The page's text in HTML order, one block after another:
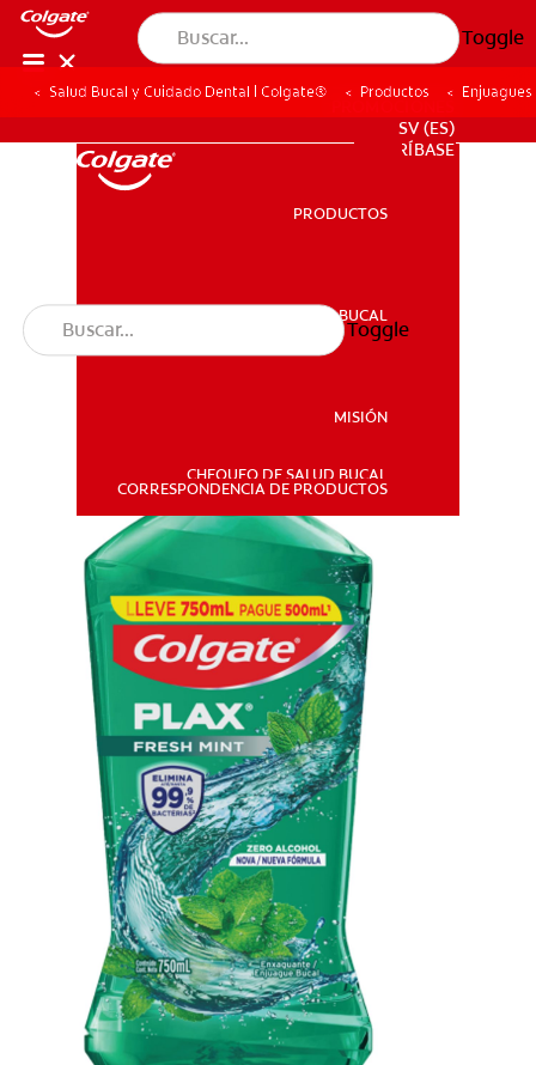
Toggle
SALUD BUCAL
CHEQUEO DE SALUD BUCAL
CORRESPONDENCIA DE PRODUCTOS
SV (ES)
SUSCRÍBASE
PRODUCTOS
SALUD BUCAL
MISIÓN
CHEQUEO DE SALUD BUCAL
CORRESPONDENCIA DE PRODUCTOS
Toggle
Salud Bucal y Cuidado Dental | Colgate® Productos